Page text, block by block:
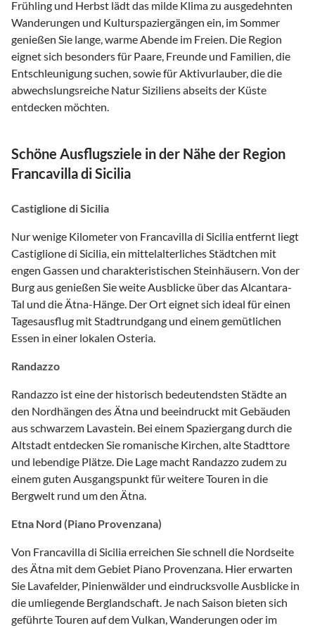
Frühling und Herbst lädt das milde Klima zu ausgedehnten
Wanderungen und Kulturspaziergängen ein, im Sommer
genießen Sie lange, warme Abende im Freien. Die Region
eignet sich besonders für Paare, Freunde und Familien, die
Entschleunigung suchen, sowie für Aktivurlauber, die die
abwechslungsreiche Natur Siziliens abseits der Küste
entdecken möchten.
Schöne Ausflugsziele in der Nähe der Region
Francavilla di Sicilia
Castiglione di Sicilia
Nur wenige Kilometer von Francavilla di Sicilia entfernt liegt
Castiglione di Sicilia, ein mittelalterliches Städtchen mit
engen Gassen und charakteristischen Steinhäusern. Von der
Burg aus genießen Sie weite Ausblicke über das Alcantara-
Tal und die Ätna-Hänge. Der Ort eignet sich ideal für einen
Tagesausflug mit Stadtrundgang und einem gemütlichen
Essen in einer lokalen Osteria.
Randazzo
Randazzo ist eine der historisch bedeutendsten Städte an
den Nordhängen des Ätna und beeindruckt mit Gebäuden
aus schwarzem Lavastein. Bei einem Spaziergang durch die
Altstadt entdecken Sie romanische Kirchen, alte Stadttore
und lebendige Plätze. Die Lage macht Randazzo zudem zu
einem guten Ausgangspunkt für weitere Touren in die
Bergwelt rund um den Ätna.
Etna Nord (Piano Provenzana)
Von Francavilla di Sicilia erreichen Sie schnell die Nordseite
des Ätna mit dem Gebiet Piano Provenzana. Hier erwarten
Sie Lavafelder, Pinienwälder und eindrucksvolle Ausblicke in
die umliegende Berglandschaft. Je nach Saison bieten sich
geführte Touren auf dem Vulkan, Wanderungen oder im